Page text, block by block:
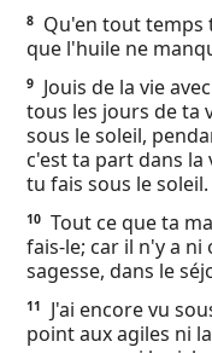
8
Qu'en tout temps
que l'huile ne
9
Jouis de la vie
tous les jours de ta
sous le soleil,
c'est ta part dans
tu fais sous le soleil.
10 Tout ce que ta
fais-le; car il n'y a ni
sagesse, dans le
11
J'ai encore vu
point aux agiles ni